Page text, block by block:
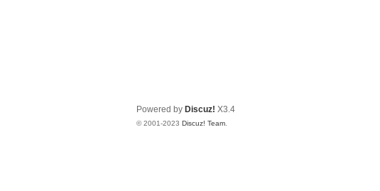
Powered by Discuz! X3.4
© 2001-2023 Discuz! Team